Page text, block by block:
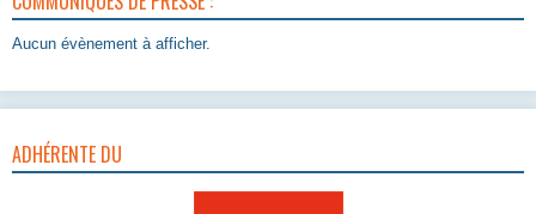
Aucun évènement à afficher.
ADHÉRENTE DU